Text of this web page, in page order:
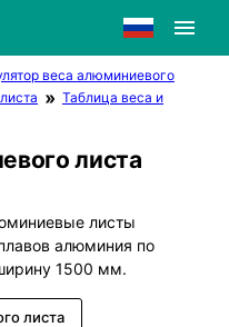
веса алюминиевого
Таблица веса и
листа
листы
алюминия по
1500 мм.
листа